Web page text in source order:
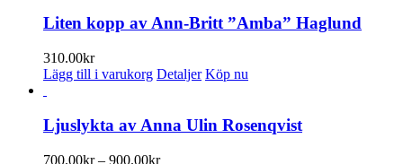
Liten kopp av Ann-Britt ”Amba” Haglund
310.00kr
Lägg till i varukorg Detaljer Köp nu
Ljuslykta av Anna Ulin Rosenqvist
700.00kr – 900.00krPrisintervall: